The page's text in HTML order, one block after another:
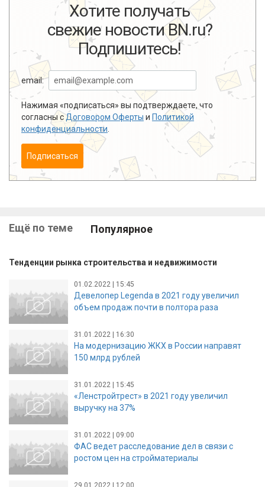
Хотите получать
свежие новости BN.ru?
Подпишитесь!
email:
Нажимая «подписаться» вы подтверждаете, что
согласны сДоговором Оферты и Политикой
конфиденциальности
Подписаться
Ещё по теме Популярное
Тенденции рынка строительства и недвижимости
01.02.2022 | 15:45
Девелопер Legenda в 2021 году увеличил
объем продаж почти в полтора раза
31.01.2022 | 16:30
На модернизацию ЖКХ в России направят
150 млрд рублей
31.01.2022 | 15:45
«Ленстройтрест» в 2021 году увеличил
выручку на 37%
31.01.2022 | 09:00
ФАС ведет расследование дел в связи с
ростом цен на стройматериалы
29.01.2022 | 12:00